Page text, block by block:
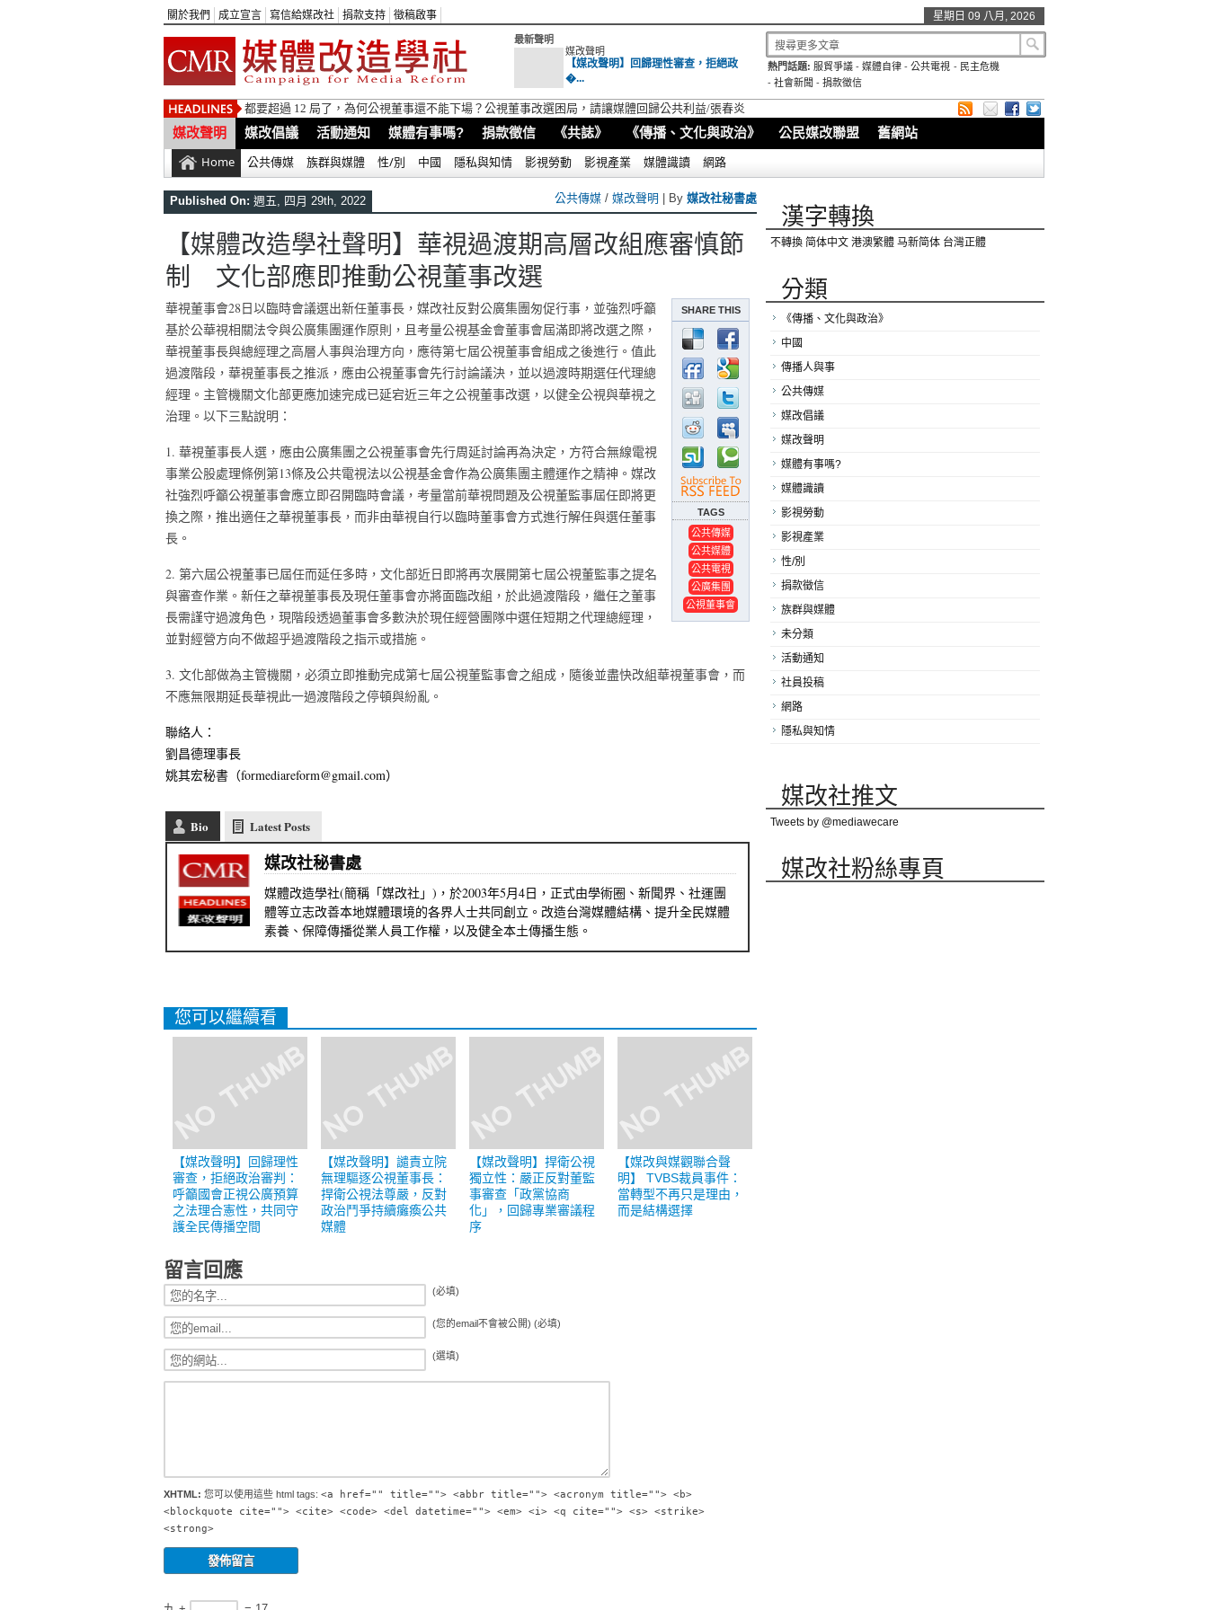
關於我們 成立宣言 寫信給媒改社 捐款支持 徵稿啟事 星期日 09 八月, 2026
最新聲明
媒改聲明
【媒改聲明】回歸理性審查，拒絕政
�...
熱門話題: 服貿爭議 -媒體自律 -公共電視 - 民主危機
- 社會新聞 - 捐款徵信
都要超過 12 局了，為何公視董事還不能下場？公視董事改選困局，請讓媒體回歸公共利益/張春炎
媒改聲明 媒改倡議 活動通知 媒體有事嗎? 捐款徵信 《共誌》 《傳播、文化與政治》 公民媒改聯盟 舊網站
Home 公共傳媒 族群與媒體 性/別 中國 隱私與知情 影視勞動 影視產業 媒體識讀 網路
Published On: 週五, 四月 29th, 2022 公共傳媒 / 媒改聲明 | By 媒改社秘書處
【媒體改造學社聲明】華視過渡期高層改組應審慎節
制 文化部應即推動公視董事改選
SHARE THIS
TAGS
公共傳媒
公共媒體
公共電視
公廣集團
公視董事會
華視董事會28日以臨時會議選出新任董事長，媒改社反對公廣集團匆促行事，並強烈呼籲
基於公華視相關法令與公廣集團運作原則，且考量公視基金會董事會屆滿即將改選之際，
華視董事長與總經理之高層人事與治理方向，應待第七屆公視董事會組成之後進行。值此
過渡階段，華視董事長之推派，應由公視董事會先行討論議決，並以過渡時期選任代理總
經理。主管機關文化部更應加速完成已延宕近三年之公視董事改選，以健全公視與華視之
治理。以下三點說明：
1. 華視董事長人選，應由公廣集團之公視董事會先行周延討論再為決定，方符合無線電視
事業公股處理條例第13條及公共電視法以公視基金會作為公廣集團主體運作之精神。媒改
社強烈呼籲公視董事會應立即召開臨時會議，考量當前華視問題及公視董監事屆任即將更
換之際，推出適任之華視董事長，而非由華視自行以臨時董事會方式進行解任與選任董事
長。
2. 第六屆公視董事已屆任而延任多時，文化部近日即將再次展開第七屆公視董監事之提名
與審查作業。新任之華視董事長及現任董事會亦將面臨改組，於此過渡階段，繼任之董事
長需謹守過渡角色，現階段透過董事會多數決於現任經營團隊中選任短期之代理總經理，
並對經營方向不做超乎過渡階段之指示或措施。
3. 文化部做為主管機關，必須立即推動完成第七屆公視董監事會之組成，隨後並盡快改組華視董事會，而
不應無限期延長華視此一過渡階段之停頓與紛亂。
聯絡人：
劉昌德理事長
姚其宏秘書（formediareform@gmail.com）
Bio Latest Posts
媒改社秘書處
媒體改造學社(簡稱「媒改社」)，於2003年5月4日，正式由學術圈、新聞界、社運團
體等立志改善本地媒體環境的各界人士共同創立。改造台灣媒體結構、提升全民媒體
素養、保障傳播從業人員工作權，以及健全本土傳播生態。
您可以繼續看
【媒改聲明】回歸理性
審查，拒絕政治審判：
呼籲國會正視公廣預算
之法理合憲性，共同守
護全民傳播空間
【媒改聲明】譴責立院
無理驅逐公視董事長：
捍衛公視法尊嚴，反對
政治鬥爭持續癱瘓公共
媒體
【媒改聲明】捍衛公視
獨立性：嚴正反對董監
事審查「政黨協商
化」，回歸專業審議程
序
【媒改與媒觀聯合聲
明】 TVBS裁員事件：
當轉型不再只是理由，
而是結構選擇
留言回應
(必填)
(您的email不會被公開) (必填)
(選填)
XHTML: 您可以使用這些 html tags: <a href="" title=""> <abbr title=""> <acronym title=""> <b>
<blockquote cite=""> <cite> <code> <del datetime=""> <em> <i> <q cite=""> <s> <strike>
<strong>
漢字轉換
不轉換 简体中文 港澳繁體 马新简体 台灣正體
分類
《傳播、文化與政治》
中國
傳播人與事
公共傳媒
媒改倡議
媒改聲明
媒體有事嗎?
媒體識讀
影視勞動
影視產業
性/別
捐款徵信
族群與媒體
未分類
活動通知
社員投稿
網路
隱私與知情
媒改社推文
Tweets by @mediawecare
媒改社粉絲專頁